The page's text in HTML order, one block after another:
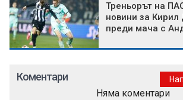
Треньорът на
новини за Кирил
преди мача с
Коментари
Няма коментари